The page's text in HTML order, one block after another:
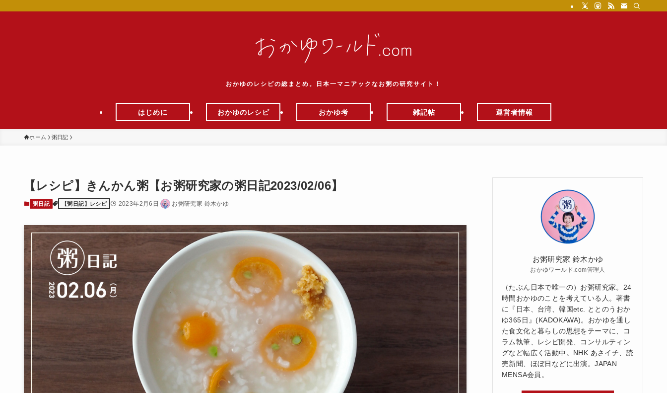
おかゆのレシピの総まとめ。日本一マニアックなお粥の研究サイト！
はじめに おかゆのレシピ おかゆ考 雑記帖 運営者情報
ホーム 粥日記
【レシピ】きんかん粥【お粥研究家の粥日記2023/02/06】
粥日記 【粥日記】レシピ 2023年2月6日 お粥研究家 鈴木かゆ
お粥研究家 鈴木かゆ
おかゆワールド.com管理人
（たぶん日本で唯一の）お粥研究家。24
時間おかゆのことを考えている人。著書
に『日本、台湾、韓国etc. ととのうおか
ゆ365日』(KADOKAWA)。おかゆを通し
た食文化と暮らしの思想をテーマに、コ
ラム執筆、レシピ開発、コンサルティン
グなど幅広く活動中。NHK あさイチ、読
売新聞、ほぼ日などに出演。JAPAN
MENSA会員。